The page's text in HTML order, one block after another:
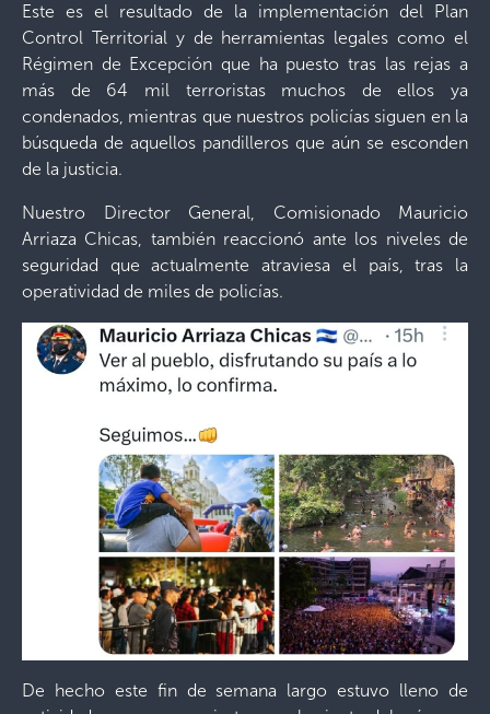
Este es el resultado de la implementación del Plan
Control Territorial y de herramientas legales como el
Régimen de Excepción que ha puesto tras las rejas a
más de 64 mil terroristas muchos de ellos ya
condenados, mientras que nuestros policías siguen en la
búsqueda de aquellos pandilleros que aún se esconden
de la justicia.
Nuestro Director General, Comisionado Mauricio
Arriaza Chicas, también reaccionó ante los niveles de
seguridad que actualmente atraviesa el país, tras la
operatividad de miles de policías.
De hecho este fin de semana largo estuvo lleno de